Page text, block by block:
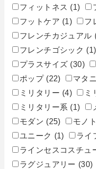
フィットネス (1)
フットケア (1) フ
フレンチカジュアル
フレンチゴシック (1)
プラスサイズ (30)
ポップ (22) マタ
ミリタリー (4) ミ
ミリタリー系 (1)
モダン (25) モノ
ユニーク (1) ライ
ラインセスコスチュ
ラグジュアリー (30)